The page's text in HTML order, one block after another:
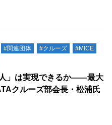
#関連団体 #クルーズ
#MICE
人」は実現できるか――最大
クルーズ部会長・松浦氏